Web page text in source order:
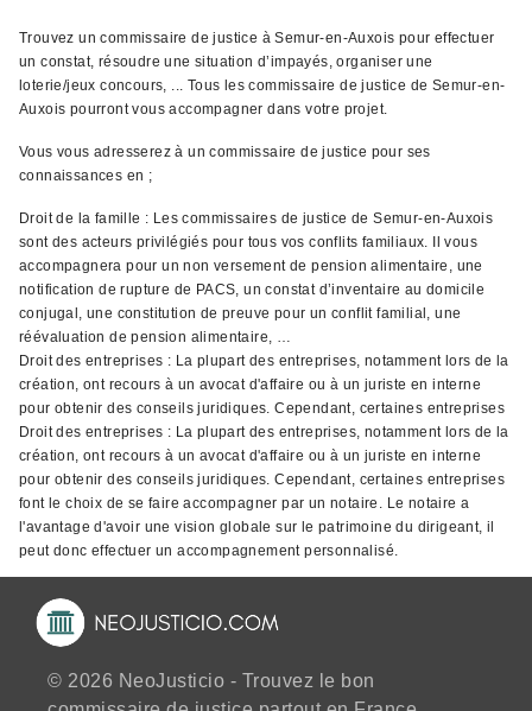
Trouvez un commissaire de justice à Semur-en-Auxois pour effectuer
un constat, résoudre une situation d’impayés, organiser une
loterie/jeux concours, ... Tous les commissaire de justice de Semur-en-
Auxois pourront vous accompagner dans votre projet.
Vous vous adresserez à un commissaire de justice pour ses
connaissances en ;
Droit de la famille : Les commissaires de justice de Semur-en-Auxois
sont des acteurs privilégiés pour tous vos conflits familiaux. Il vous
accompagnera pour un non versement de pension alimentaire, une
notification de rupture de PACS, un constat d’inventaire au domicile
conjugal, une constitution de preuve pour un conflit familial, une
réévaluation de pension alimentaire, …
Droit des entreprises : La plupart des entreprises, notamment lors de la
création, ont recours à un avocat d'affaire ou à un juriste en interne
pour obtenir des conseils juridiques. Cependant, certaines entreprises
Droit des entreprises : La plupart des entreprises, notamment lors de la
création, ont recours à un avocat d'affaire ou à un juriste en interne
pour obtenir des conseils juridiques. Cependant, certaines entreprises
font le choix de se faire accompagner par un notaire. Le notaire a
l'avantage d'avoir une vision globale sur le patrimoine du dirigeant, il
peut donc effectuer un accompagnement personnalisé.
© 2026 NeoJusticio - Trouvez le bon